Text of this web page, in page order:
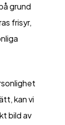
grund
frisyr,
kan vi
bild av